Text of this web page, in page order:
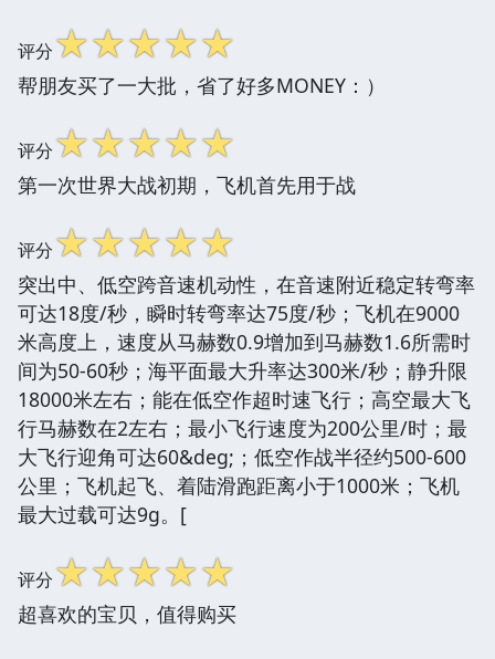
评分☆☆☆☆☆
帮朋友买了一大批，省了好多MONEY：）
评分☆☆☆☆☆
第一次世界大战初期，飞机首先用于战
评分☆☆☆☆☆
突出中、低空跨音速机动性，在音速附近稳定转弯率
可达18度/秒，瞬时转弯率达75度/秒；飞机在9000
米高度上，速度从马赫数0.9增加到马赫数1.6所需时
间为50-60秒；海平面最大升率达300米/秒；静升限
18000米左右；能在低空作超时速飞行；高空最大飞
行马赫数在2左右；最小飞行速度为200公里/时；最
大飞行迎角可达60&deg;；低空作战半径约500-600
公里；飞机起飞、着陆滑跑距离小于1000米；飞机
最大过载可达9g。[
评分☆☆☆☆☆
超喜欢的宝贝，值得购买